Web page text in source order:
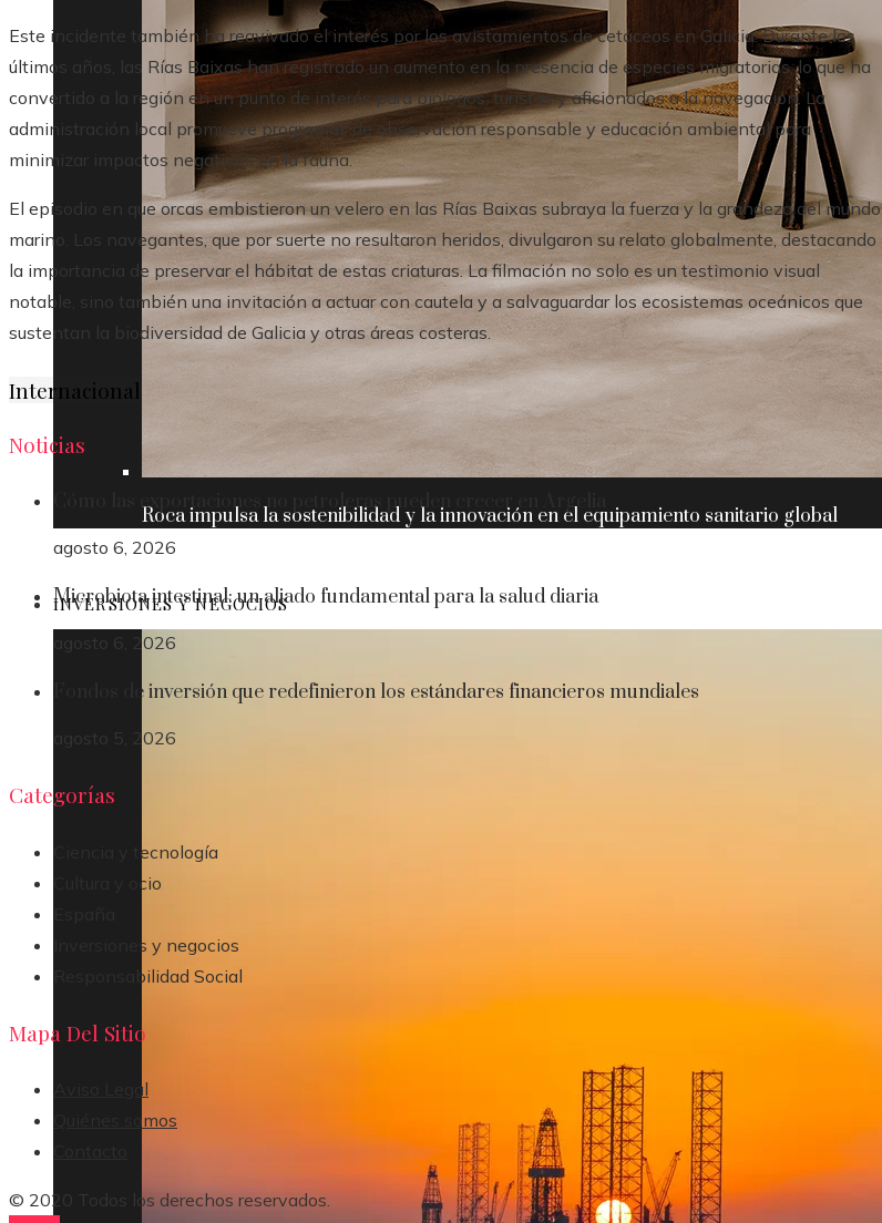
Roca impulsa la sostenibilidad y la innovación en el equipamiento sanitario global
INVERSIONES Y NEGOCIOS
Este incidente también ha reavivado el interés por los avistamientos de cetáceos en Galicia. Durante los
últimos años, las Rías Baixas han registrado un aumento en la presencia de especies migratorias, lo que ha
convertido a la región en un punto de interés para biólogos, turistas y aficionados a la navegación. La
administración local promueve programas de observación responsable y educación ambiental para
minimizar impactos negativos en la fauna.
El episodio en que orcas embistieron un velero en las Rías Baixas subraya la fuerza y la grandeza del mundo
marino. Los navegantes, que por suerte no resultaron heridos, divulgaron su relato globalmente, destacando
la importancia de preservar el hábitat de estas criaturas. La filmación no solo es un testimonio visual
notable, sino también una invitación a actuar con cautela y a salvaguardar los ecosistemas oceánicos que
sustentan la biodiversidad de Galicia y otras áreas costeras.
Internacional
Noticias
Cómo las exportaciones no petroleras pueden crecer en Argelia
agosto 6, 2026
Microbiota intestinal: un aliado fundamental para la salud diaria
agosto 6, 2026
Fondos de inversión que redefinieron los estándares financieros mundiales
agosto 5, 2026
Categorías
Ciencia y tecnología
Cultura y ocio
Inversiones y negocios
Responsabilidad Social
Mapa Del Sitio
Aviso Legal
Quiénes somos
© 2020 Todos los derechos reservados.